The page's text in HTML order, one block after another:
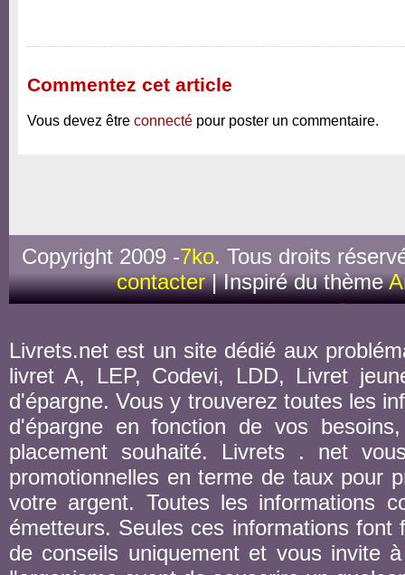
Commentez cet article
Vous devez être connecté pour poster un commentaire.
Copyright 2009 -7ko. Tous droits
contacter| Inspiré du thème
Livrets.net est un site dédié aux
livret A, LEP, Codevi, LDD, Livret
d'épargne. Vous y trouverez toutes les
d'épargne en fonction de vos
placement souhaité. Livrets . net
promotionnelles en terme de taux pour
votre argent. Toutes les informations
émetteurs. Seules ces informations
de conseils uniquement et vous invite